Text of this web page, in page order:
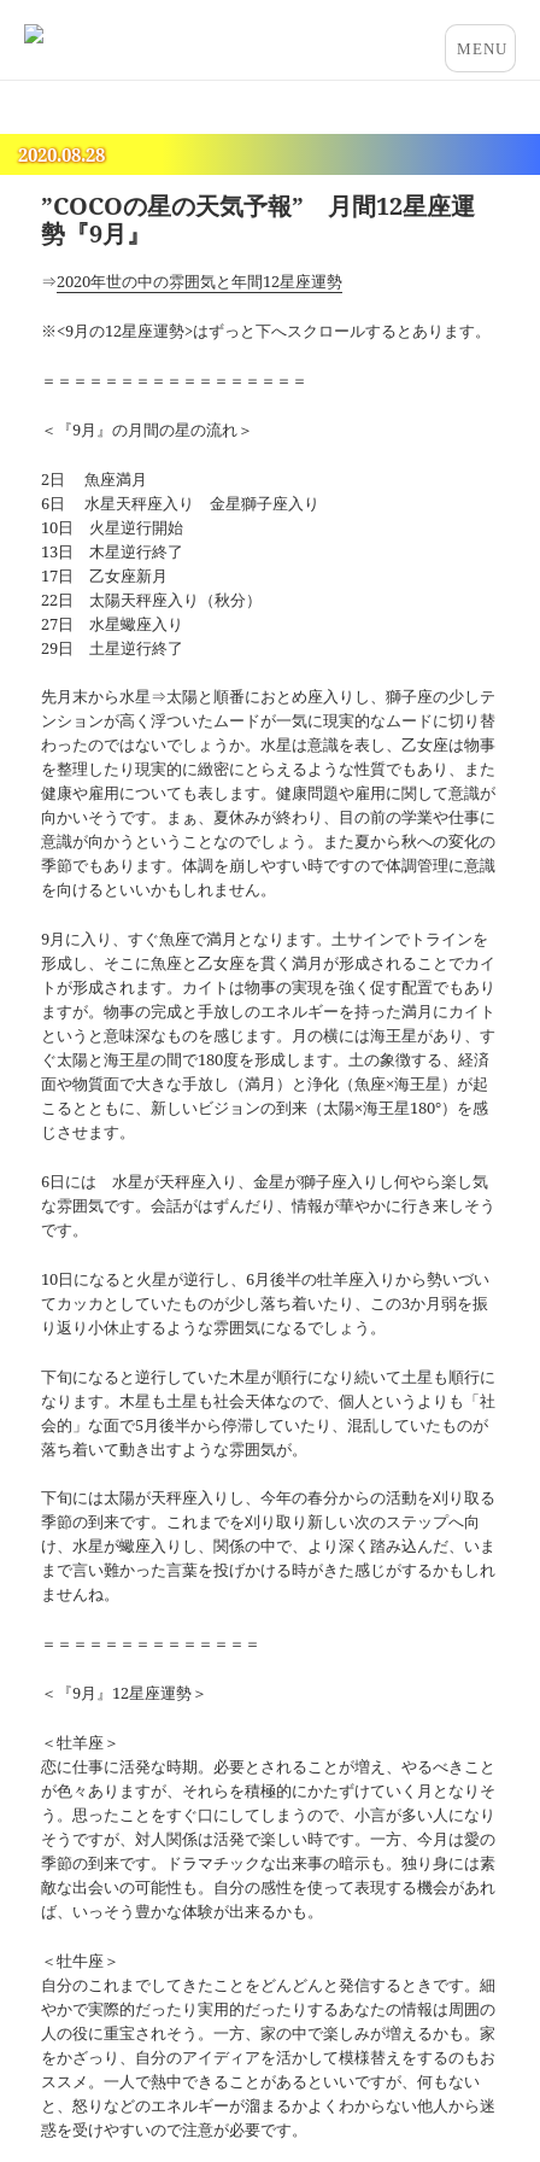
2020.08.28
”COCOの星の天気予報” 月間12星座運
勢『9月』
⇒2020年世の中の雰囲気と年間12星座運勢
※<9月の12星座運勢>はずっと下へスクロールするとあります。
＝＝＝＝＝＝＝＝＝＝＝＝＝＝＝＝＝
＜『9月』の月間の星の流れ＞
2日 魚座満月
6日 水星天秤座入り 金星獅子座入り
10日 火星逆行開始
13日 木星逆行終了
17日 乙女座新月
22日 太陽天秤座入り（秋分）
27日 水星蠍座入り
29日 土星逆行終了
先月末から水星⇒太陽と順番におとめ座入りし、獅子座の少しテ
ンションが高く浮ついたムードが一気に現実的なムードに切り替
わったのではないでしょうか。水星は意識を表し、乙女座は物事
を整理したり現実的に緻密にとらえるような性質でもあり、また
健康や雇用についても表します。健康問題や雇用に関して意識が
向かいそうです。まぁ、夏休みが終わり、目の前の学業や仕事に
意識が向かうということなのでしょう。また夏から秋への変化の
季節でもあります。体調を崩しやすい時ですので体調管理に意識
を向けるといいかもしれません。
9月に入り、すぐ魚座で満月となります。土サインでトラインを
形成し、そこに魚座と乙女座を貫く満月が形成されることでカイ
トが形成されます。カイトは物事の実現を強く促す配置でもあり
ますが。物事の完成と手放しのエネルギーを持った満月にカイト
というと意味深なものを感じます。月の横には海王星があり、す
ぐ太陽と海王星の間で180度を形成します。土の象徴する、経済
面や物質面で大きな手放し（満月）と浄化（魚座×海王星）が起
こるとともに、新しいビジョンの到来（太陽×海王星180°）を感
じさせます。
6日には 水星が天秤座入り、金星が獅子座入りし何やら楽し気
な雰囲気です。会話がはずんだり、情報が華やかに行き来しそう
です。
10日になると火星が逆行し、6月後半の牡羊座入りから勢いづい
てカッカとしていたものが少し落ち着いたり、この3か月弱を振
り返り小休止するような雰囲気になるでしょう。
下旬になると逆行していた木星が順行になり続いて土星も順行に
なります。木星も土星も社会天体なので、個人というよりも「社
会的」な面で5月後半から停滞していたり、混乱していたものが
落ち着いて動き出すような雰囲気が。
下旬には太陽が天秤座入りし、今年の春分からの活動を刈り取る
季節の到来です。これまでを刈り取り新しい次のステップへ向
け、水星が蠍座入りし、関係の中で、より深く踏み込んだ、いま
まで言い難かった言葉を投げかける時がきた感じがするかもしれ
ませんね。
＝＝＝＝＝＝＝＝＝＝＝＝＝＝
＜『9月』12星座運勢＞
＜牡羊座＞
恋に仕事に活発な時期。必要とされることが増え、やるべきこと
が色々ありますが、それらを積極的にかたずけていく月となりそ
う。思ったことをすぐ口にしてしまうので、小言が多い人になり
そうですが、対人関係は活発で楽しい時です。一方、今月は愛の
季節の到来です。ドラマチックな出来事の暗示も。独り身には素
敵な出会いの可能性も。自分の感性を使って表現する機会があれ
ば、いっそう豊かな体験が出来るかも。
＜牡牛座＞
自分のこれまでしてきたことをどんどんと発信するときです。細
やかで実際的だったり実用的だったりするあなたの情報は周囲の
人の役に重宝されそう。一方、家の中で楽しみが増えるかも。家
をかざっり、自分のアイディアを活かして模様替えをするのもお
ススメ。一人で熱中できることがあるといいですが、何もない
と、怒りなどのエネルギーが溜まるかよくわからない他人から迷
惑を受けやすいので注意が必要です。